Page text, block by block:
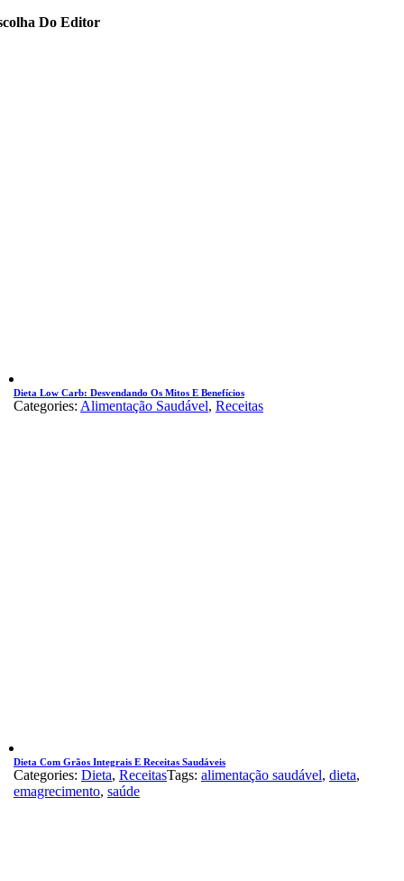
Do Editor
Dieta Low Carb: Desvendando Os Mitos E Benefícios
Categories: Alimentação Saudável, Receitas
Dieta Com Grãos Integrais E Receitas Saudáveis
Categories: Dieta, ReceitasTags: alimentação saudável, dieta,
emagrecimento, saúde